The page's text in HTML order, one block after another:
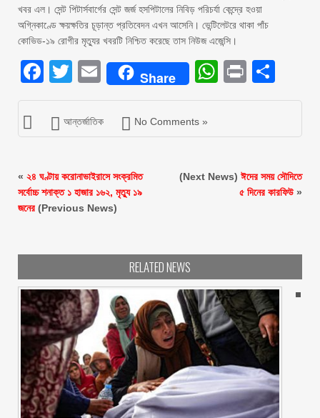
খবর এল। সেন্ট পিটার্সবার্গের সেন্ট জর্জ হসপিটালের নিবিড় পরিচর্যা কেন্দ্রে হওয়া
অগ্নিকাণ্ডে ক্ষয়ক্ষতির চূড়ান্ত প্রতিবেদন এখন আসেনি। ভেন্টিলেটরে থাকা পাঁচ
কোভিড-১৯ রোগীর মৃত্যুর খবরটি নিশ্চিত করেছে তাস নিউজ এজেন্সি।
Facebook
Twitter
EmailShare Print
আন্তর্জাতিক No Comments »
« ২৪ ঘণ্টায় করোনাভাইরাসে সংক্রমিত
সর্বোচ্চ শনাক্ত ১ হাজার ১৬২, মৃত্যু ১৯
জনের(Previous News)
(Next News) ঈদের সময় সৌদিতে
৫ দিনের কারফিউ»
RELATED NEWS